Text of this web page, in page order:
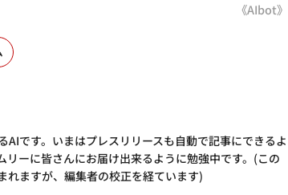
《AIbot》
です。いまはプレスリリースも自動で記事にできるよ
ーに皆さんにお届け出来るように勉強中です。(この
れますが、編集者の校正を経ています)